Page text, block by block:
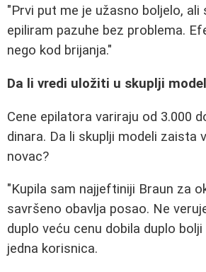
"Prvi put me je užasno boljelo, ali
epiliram pazuhe bez problema.
nego kod brijanja."
Da li vredi uložiti u skuplji
Cene epilatora variraju od 3.000
dinara. Da li skuplji modeli zaista
novac?
"Kupila sam najjeftiniji Braun za
savršeno obavlja posao. Ne
duplo veću cenu dobila duplo
jedna korisnica.